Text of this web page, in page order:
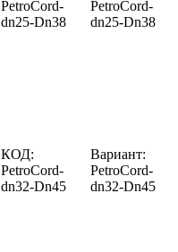
PetroCord-
dn25-Dn38
PetroCord-
dn25-Dn38
КОД:
PetroCord-
dn32-Dn45
Вариант:
PetroCord-
dn32-Dn45